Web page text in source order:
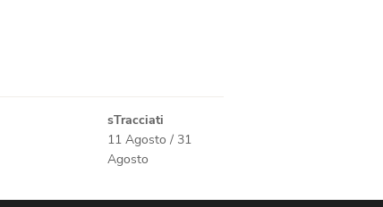
sTracciati
11 Agosto / 31
Agosto